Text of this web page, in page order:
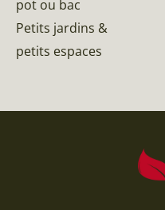
pot ou bac
Petits jardins &
petits espaces